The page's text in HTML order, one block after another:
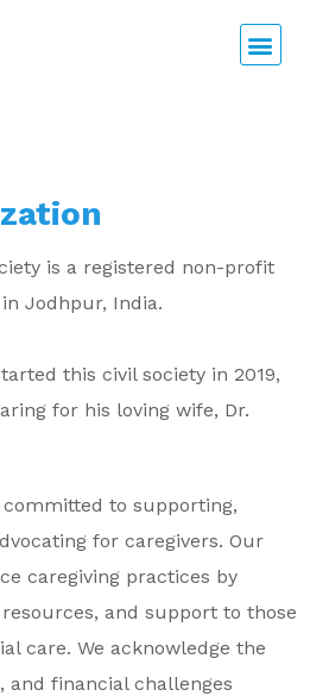
is a registered non-profit
Jodhpur, India.
this civil society in 2019,
for his loving wife, Dr.
to supporting,
for caregivers. Our
caregiving practices by
and support to those
care. We acknowledge the
and financial challenges